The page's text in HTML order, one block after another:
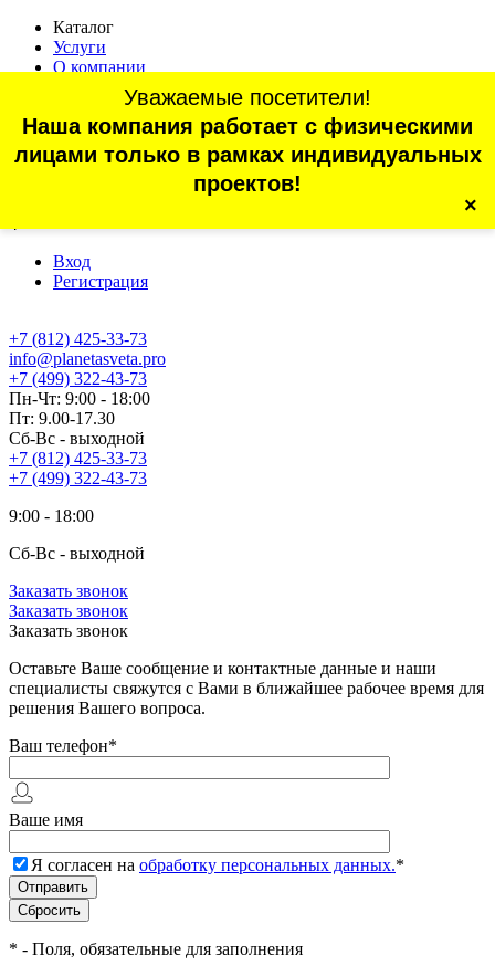
Каталог
Услуги
О компании
Статьи
Контакты
Отзывы
г. Санкт-Петербург, проспект Обуховской Обороны, 70, корп.
Вход
Регистрация
+7 (812) 425-33-73
Уважаемые посетители!
Наша компания работает с физическими
лицами только в рамках индивидуальных
проектов!
×
info@planetasveta.pro
+7 (499) 322-43-73
Пн-Чт: 9:00 - 18:00
Пт: 9.00-17.30
Сб-Вс - выходной
+7 (812) 425-33-73
+7 (499) 322-43-73
9:00 - 18:00
Сб-Вс - выходной
Заказать звонок
Заказать звонок
Заказать звонок
Оставьте Ваше сообщение и контактные данные и наши
специалисты свяжутся с Вами в ближайшее рабочее время для
решения Вашего вопроса.
Ваш телефон*
Ваше имя
Я согласен на обработку персональных данных.*
* - Поля, обязательные для заполнения